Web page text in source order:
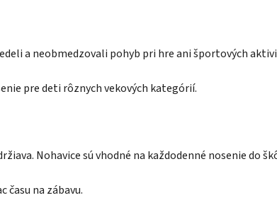
a neobmedzovali pohyb pri hre ani športových
pre deti rôznych vekových kategórií.
Nohavice sú vhodné na každodenné nosenie do
na zábavu.